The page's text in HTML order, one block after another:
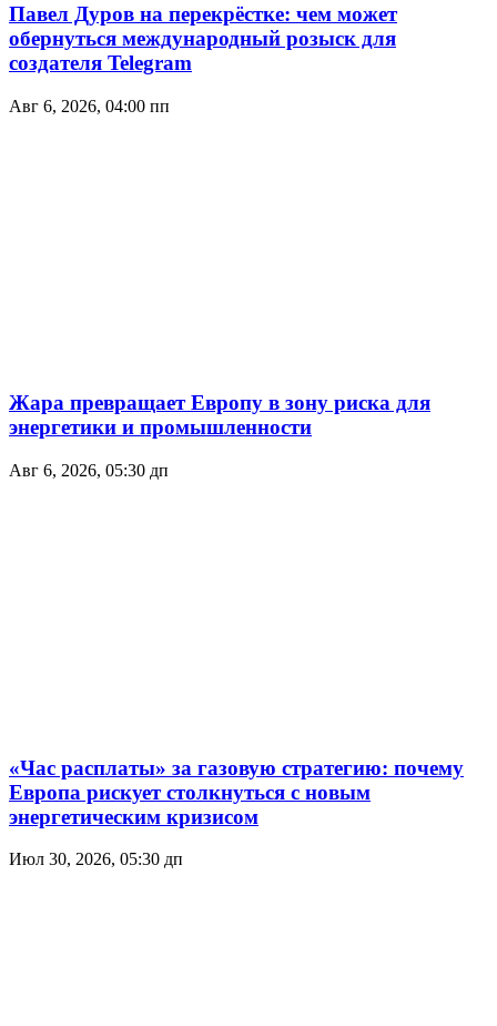
Павел Дуров на перекрёстке: чем может
обернуться международный розыск для
создателя Telegram
Авг 6, 2026, 04:00 пп
Жара превращает Европу в зону риска для
энергетики и промышленности
Авг 6, 2026, 05:30 дп
«Час расплаты» за газовую стратегию: почему
Европа рискует столкнуться с новым
энергетическим кризисом
Июл 30, 2026, 05:30 дп